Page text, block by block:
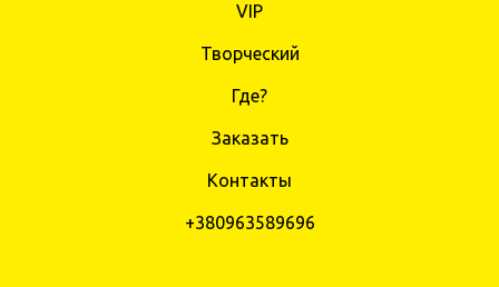
VIP
Творческий
Где?
Заказать
Контакты
+380963589696